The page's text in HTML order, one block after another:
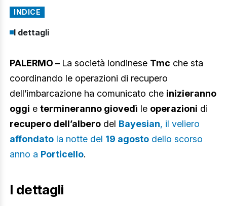
INDICE
I dettagli
PALERMO – La società londinese Tmc che sta
coordinando le operazioni di recupero
dell’imbarcazione ha comunicato che inizieranno
oggi e termineranno giovedì le operazioni di
recupero dell’albero del Bayesian, il veliero
affondato la notte del 19 agosto dello scorso
anno a Porticello.
I dettagli